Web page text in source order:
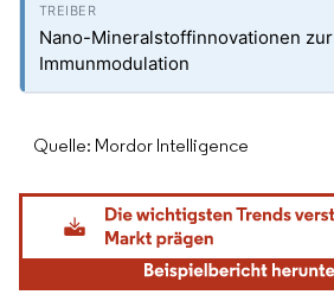
Nano-Mineralstoffinnovationen zur
Immunmodulation
Quelle: Mordor Intelligence